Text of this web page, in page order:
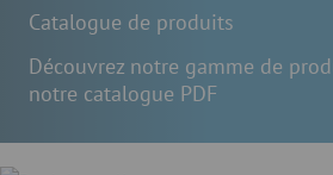
Catalogue de produits
Découvrez notre gamme de
notre catalogue PDF